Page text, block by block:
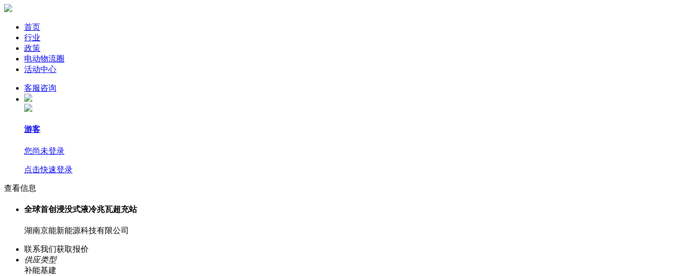
首页
行业
政策
电动物流圈
活动中心
客服咨询
游客
您尚未登录
点击快速登录
查看信息
全球首创浸没式液冷兆瓦超充站
湖南京能新能源科技有限公司
联系我们获取报价
供应类型
补能基建